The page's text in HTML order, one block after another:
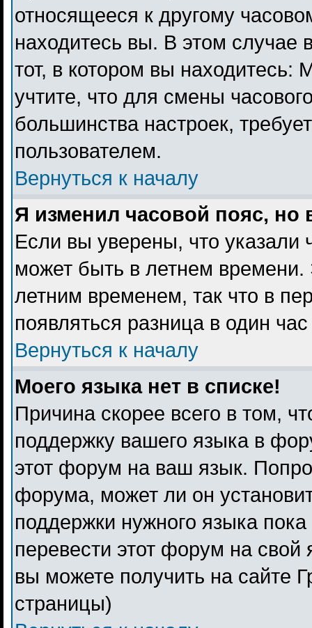
относящееся к другому
находитесь вы. В этом случае
тот, в котором вы находитесь:
учтите, что для смены
большинства настроек,
пользователем.
Вернуться к началу
Я изменил часовой пояс, но
Если вы уверены, что указали
может быть в летнем
летним временем, так что в
появляться разница в один
Вернуться к началу
Моего языка нет в списке!
Причина скорее всего в том,
поддержку вашего языка в
этот форум на ваш язык.
форума, может ли он
поддержки нужного языка
перевести этот форум на
вы можете получить на сайте
страницы)